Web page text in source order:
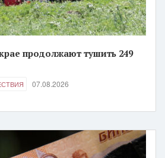
продолжают тушить 249
07.08.2026